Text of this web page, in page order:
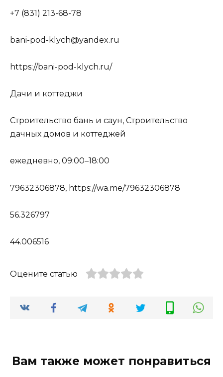
+7 (831) 213-68-78
bani-pod-klych@yandex.ru
https://bani-pod-klych.ru/
Дачи и коттеджи
Строительство бань и саун, Строительство
дачных домов и коттеджей
ежедневно, 09:00–18:00
79632306878, https://wa.me/79632306878
56.326797
44.006516
Оцените статью
Вам также может понравиться